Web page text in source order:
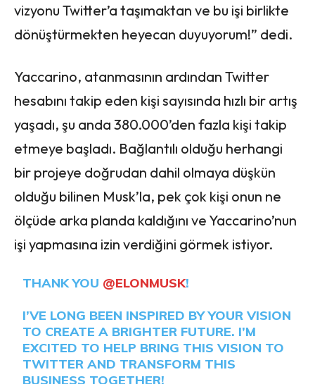
vizyonu Twitter’a taşımaktan ve bu işi birlikte
dönüştürmekten heyecan duyuyorum!” dedi.
Yaccarino, atanmasının ardından Twitter
hesabını takip eden kişi sayısında hızlı bir artış
yaşadı, şu anda 380.000’den fazla kişi takip
etmeye başladı. Bağlantılı olduğu herhangi
bir projeye doğrudan dahil olmaya düşkün
olduğu bilinen Musk’la, pek çok kişi onun ne
ölçüde arka planda kaldığını ve Yaccarino’nun
işi yapmasına izin verdiğini görmek istiyor.
THANK YOU @ELONMUSK!
I’VE LONG BEEN INSPIRED BY YOUR VISION
TO CREATE A BRIGHTER FUTURE. I’M
EXCITED TO HELP BRING THIS VISION TO
TWITTER AND TRANSFORM THIS
BUSINESS TOGETHER!